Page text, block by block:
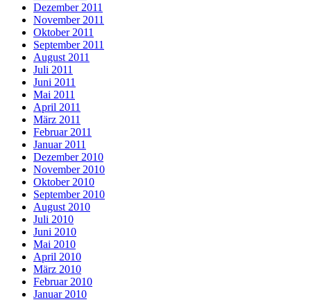
Dezember 2011
November 2011
Oktober 2011
September 2011
August 2011
Juli 2011
Juni 2011
Mai 2011
April 2011
März 2011
Februar 2011
Januar 2011
Dezember 2010
November 2010
Oktober 2010
September 2010
August 2010
Juli 2010
Juni 2010
Mai 2010
April 2010
März 2010
Februar 2010
Januar 2010